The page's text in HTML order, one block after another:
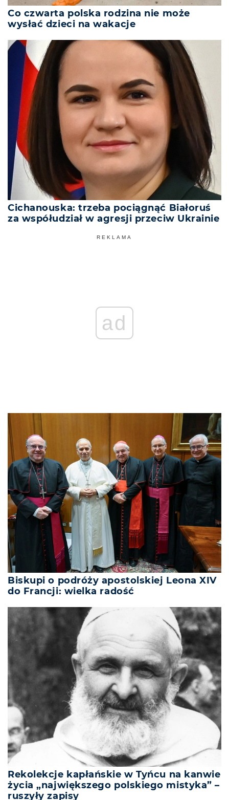
Co czwarta polska rodzina nie może
wysłać dzieci na wakacje
Cichanouska: trzeba pociągnąć Białoruś
za współudział w agresji przeciw Ukrainie
REKLAMA
ad
Biskupi o podróży apostolskiej Leona XIV
do Francji: wielka radość
Rekolekcje kapłańskie w Tyńcu na kanwie
życia „największego polskiego mistyka” –
ruszyły zapisy